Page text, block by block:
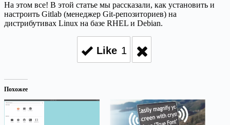
На этом все! В этой статье мы рассказали, как установить и
настроить Gitlab (менеджер Git-репозиториев) на
дистрибутивах Linux на базе RHEL и Debian.
Like 1
Похожее